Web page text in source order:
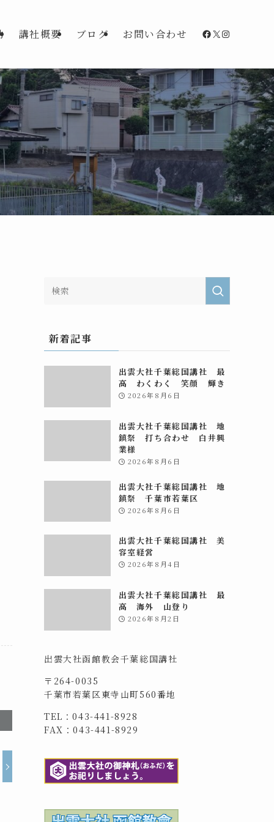
講社概要 ブログ お問い合わせ Facebook
X
新着記事
出雲大社千葉総国講社 最
高 わくわく 笑顔 輝き
2026年8月6日
出雲大社千葉総国講社 地
鎮祭 打ち合わせ 白井興
業様
2026年8月6日
出雲大社千葉総国講社 地
鎮祭 千葉市若葉区
2026年8月6日
出雲大社千葉総国講社 美
容室経営
2026年8月4日
出雲大社千葉総国講社 最
高 海外 山登り
2026年8月2日
出雲大社函館教会千葉総国講社
〒264-0035
千葉市若葉区東寺山町560番地
TEL：043-441-8928
FAX：043-441-8929